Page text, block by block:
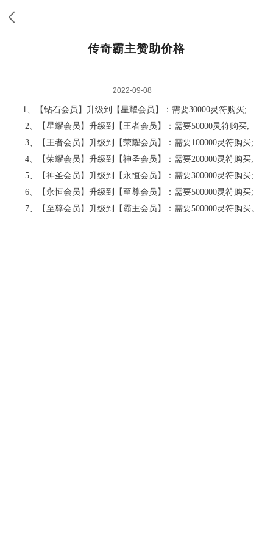
传奇霸主赞助价格
2022-09-08
1、【钻石会员】升级到【星耀会员】：需要30000灵符购买;
2、【星耀会员】升级到【王者会员】：需要50000灵符购买;
3、【王者会员】升级到【荣耀会员】：需要100000灵符购买;
4、【荣耀会员】升级到【神圣会员】：需要200000灵符购买;
5、【神圣会员】升级到【永恒会员】：需要300000灵符购买;
6、【永恒会员】升级到【至尊会员】：需要500000灵符购买;
7、【至尊会员】升级到【霸主会员】：需要500000灵符购买。